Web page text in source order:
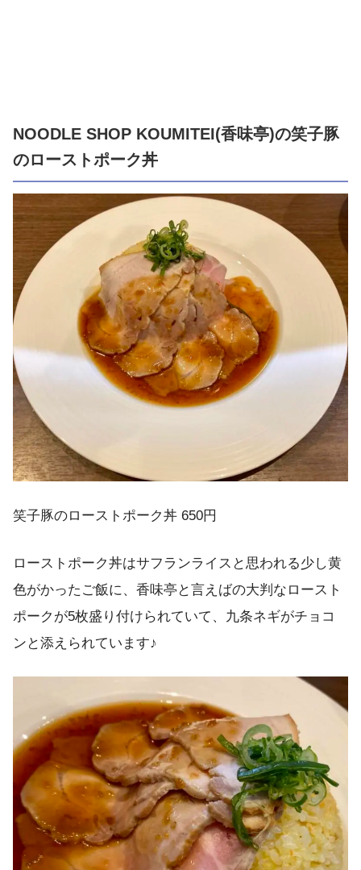
NOODLE SHOP KOUMITEI(香味亭)の笑子豚
のローストポーク丼
笑子豚のローストポーク丼 650円
ローストポーク丼はサフランライスと思われる少し黄
色がかったご飯に、香味亭と言えばの大判なロースト
ポークが5枚盛り付けられていて、九条ネギがチョコ
ンと添えられています♪